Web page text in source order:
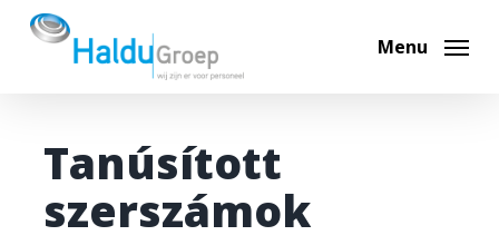
Skip
Menu
Tanúsított
szerszámok